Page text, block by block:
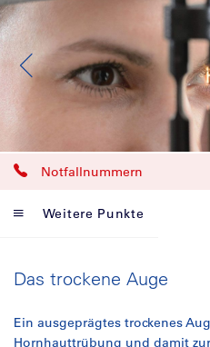
Notfallnummern
Weitere Punkte
Das trockene Auge
Ein ausgeprägtes trockenes
Hornhauttrübung und damit